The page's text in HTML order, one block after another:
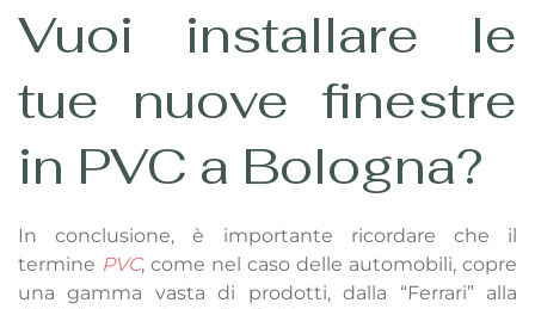
Vuoi installare le
tue nuove finestre
in PVC a Bologna?
In conclusione, è importante ricordare che il
termine PVC, come nel caso delle automobili, copre
una gamma vasta di prodotti, dalla “Ferrari” alla